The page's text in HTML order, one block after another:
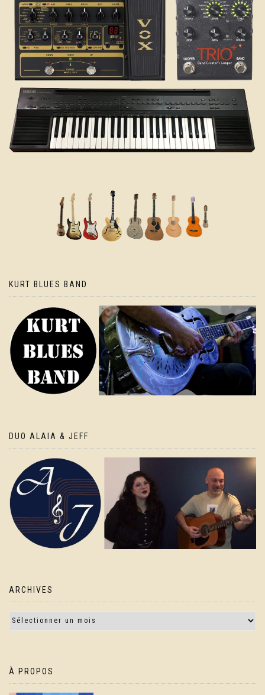
KURT BLUES BAND
DUO ALAIA & JEFF
ARCHIVES
À PROPOS